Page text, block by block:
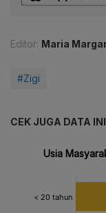
Editor: Maria
#Zigi
CEK JUGA DATA INI